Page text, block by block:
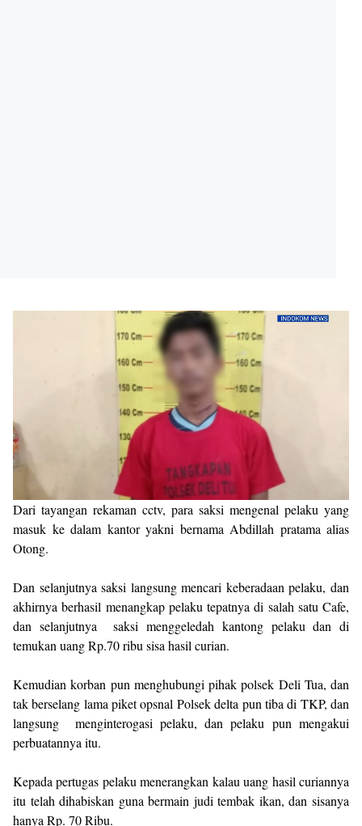
Dari tayangan rekaman cctv, para saksi mengenal pelaku yang
masuk ke dalam kantor yakni bernama Abdillah pratama alias
Otong.
Dan selanjutnya saksi langsung mencari keberadaan pelaku, dan
akhirnya berhasil menangkap pelaku tepatnya di salah satu Cafe,
dan selanjutnya saksi menggeledah kantong pelaku dan di
temukan uang Rp.70 ribu sisa hasil curian.
Kemudian korban pun menghubungi pihak polsek Deli Tua, dan
tak berselang lama piket opsnal Polsek delta pun tiba di TKP, dan
langsung menginterogasi pelaku, dan pelaku pun mengakui
perbuatannya itu.
Kepada pertugas pelaku menerangkan kalau uang hasil curiannya
itu telah dihabiskan guna bermain judi tembak ikan, dan sisanya
hanya Rp. 70 Ribu.